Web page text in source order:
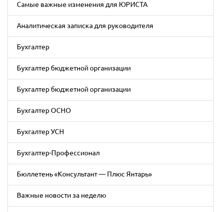
Cамые важные изменения для ЮРИСТА
Аналитическая записка для руководителя
Бухгалтер
Бухгалтер бюджетной организации
Бухгалтер бюджетной организации
Бухгалтер ОСНО
Бухгалтер УСН
Бухгалтер-Профессионал
Бюллетень «Консультант — Плюс Янтарь»
Важные новости за неделю